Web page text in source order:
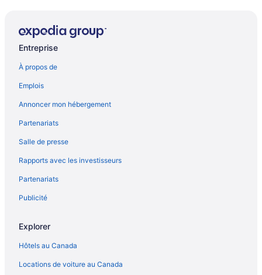
Entreprise
À propos de
Emplois
Annoncer mon hébergement
Partenariats
Salle de presse
Rapports avec les investisseurs
Partenariats
Publicité
Explorer
Hôtels au Canada
Locations de voiture au Canada